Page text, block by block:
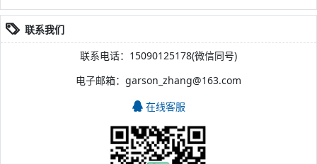
联系我们
联系电话：15090125178(微信同号)
电子邮箱：garson_zhang@163.com
在线客服